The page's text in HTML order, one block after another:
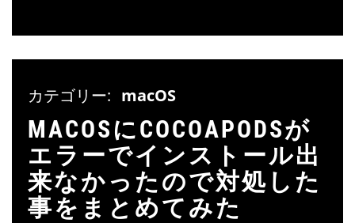
カテゴリー: macOS
MACOSにCOCOAPODSが
エラーでインストール出
来なかったので対処した
事をまとめてみた